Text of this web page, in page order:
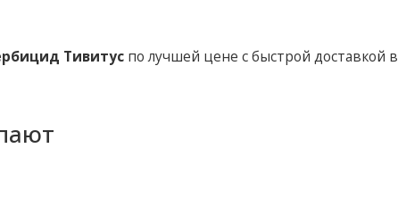
Тивитус по лучшей цене с быстрой доставкой в